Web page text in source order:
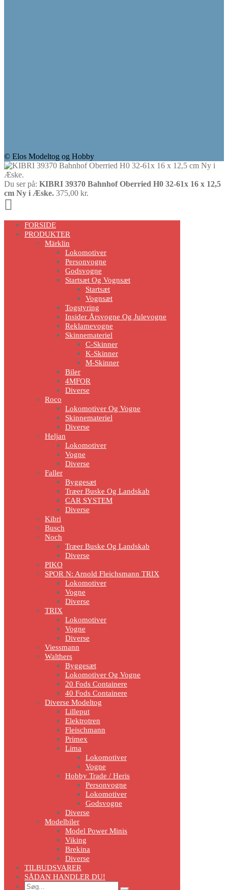
© Elos Modeltog og Hobby
Du ser på: KIBRI 39370 Bahnhof Oberried H0 32-61x 16 x 12,5
cm Ny i Æske. 375,00 kr.
UpFORSIDE
PRODUKTER
Märklin
Lokomotiver
Personvogne
Godsvogne
Startsæt Og Vognsæt
Startsæt
Vognsæt
Togstyring
Insider Årsvogne Og Julevogne
Reklamevogne
Skinnemateriel
C-Skinner
K-Skinner
M-Skinner
Biler
4MFOR
Diverse
Roco
Lokomotiver Og Vogne
Skinnemateriel
Diverse
Heljan
Lokomotiver
Vogne
Diverse
Faller
Byggesæt
Træer Buske Og Landskab
CAR SYSTEM
Diverse
Kibri
Busch
Noch
Træer Buske Og Landskab
Diverse
PIKO
SPOR N: Arnold Fleichsmann TRIX
Lokomotiver
Vogne
Diverse
TRIX
Lokomotiver
Vogne
Diverse
Viessmann
Walthers
Byggesæt
Lokomotiver Og Vogne
20 Fods Containere
40 Fods Containere
Diverse Modeltog
Lilleput
Elektrotren
Fleischmann
Primex
Lima
Lokomotiver
Vogne
Hobby Trade / Heris
Personvogne
Lokomotiver
Godsvogne
Diverse
Modelbiler
Model Power Minis
Viking
Brekina
Diverse
TILBUDSVARER
SÅDAN HANDLER DU!
Search